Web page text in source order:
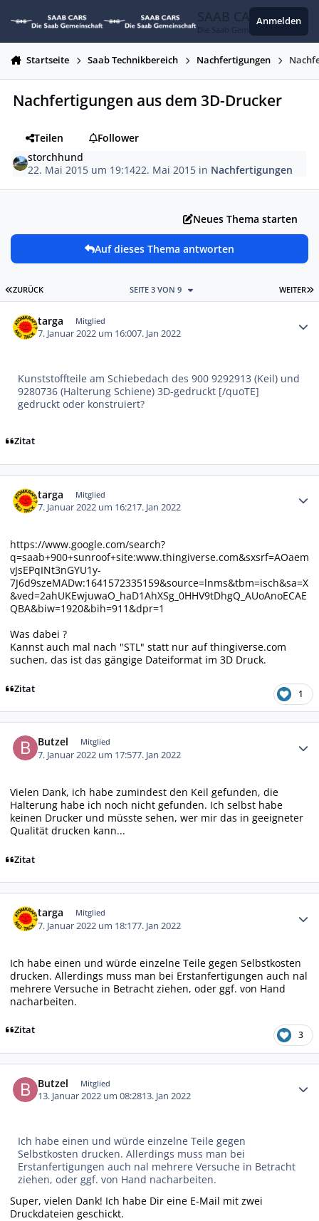
SAAB CARS
Die Saab Gemeinschaft
Anmelden
Startseite Saab Technikbereich Nachfertigungen
Nachfertigungen aus dem 3D-Drucker
Teilen
Follower
storchhund
22. Mai 2015 um 19:1422. Mai 2015 in Nachfertigungen
Neues Thema starten
Auf dieses Thema antworten
ERSTE SEITE
ZURÜCK WEITER
SEITE 3 VON 9
targa Mitglied
7. Januar 2022 um 16:007. Jan 2022
Kunststoffteile am Schiebedach des 900 9292913 (Keil) und
9280736 (Halterung Schiene) 3D-gedruckt [/quoTE]
gedruckt oder konstruiert?
Zitat
targa Mitglied
7. Januar 2022 um 16:217. Jan 2022
https://www.google.com/search?
q=saab+900+sunroof+site:www.thingiverse.com&sxsrf=AOaem
vJsEPqINt3nGYU1y-
7J6d9szeMADw:1641572335159&source=lnms&tbm=isch&sa=X
&ved=2ahUKEwjuwaO_haD1AhXSg_0HHV9tDhgQ_AUoAnoECAE
QBA&biw=1920&bih=911&dpr=1
Was dabei ?
Kannst auch mal nach "STL" statt nur auf thingiverse.com
suchen, das ist das gängige Dateiformat im 3D Druck.
Zitat 1
Butzel Mitglied
7. Januar 2022 um 17:577. Jan 2022
Vielen Dank, ich habe zumindest den Keil gefunden, die
Halterung habe ich noch nicht gefunden. Ich selbst habe
keinen Drucker und müsste sehen, wer mir das in geeigneter
Qualität drucken kann...
Zitat
targa Mitglied
7. Januar 2022 um 18:177. Jan 2022
Ich habe einen und würde einzelne Teile gegen Selbstkosten
drucken. Allerdings muss man bei Erstanfertigungen auch nal
mehrere Versuche in Betracht ziehen, oder ggf. von Hand
nacharbeiten.
Zitat 3
Butzel Mitglied
13. Januar 2022 um 08:2813. Jan 2022
Ich habe einen und würde einzelne Teile gegen
Selbstkosten drucken. Allerdings muss man bei
Erstanfertigungen auch nal mehrere Versuche in Betracht
ziehen, oder ggf. von Hand nacharbeiten.
Super, vielen Dank! Ich habe Dir eine E-Mail mit zwei
Druckdateien geschickt.